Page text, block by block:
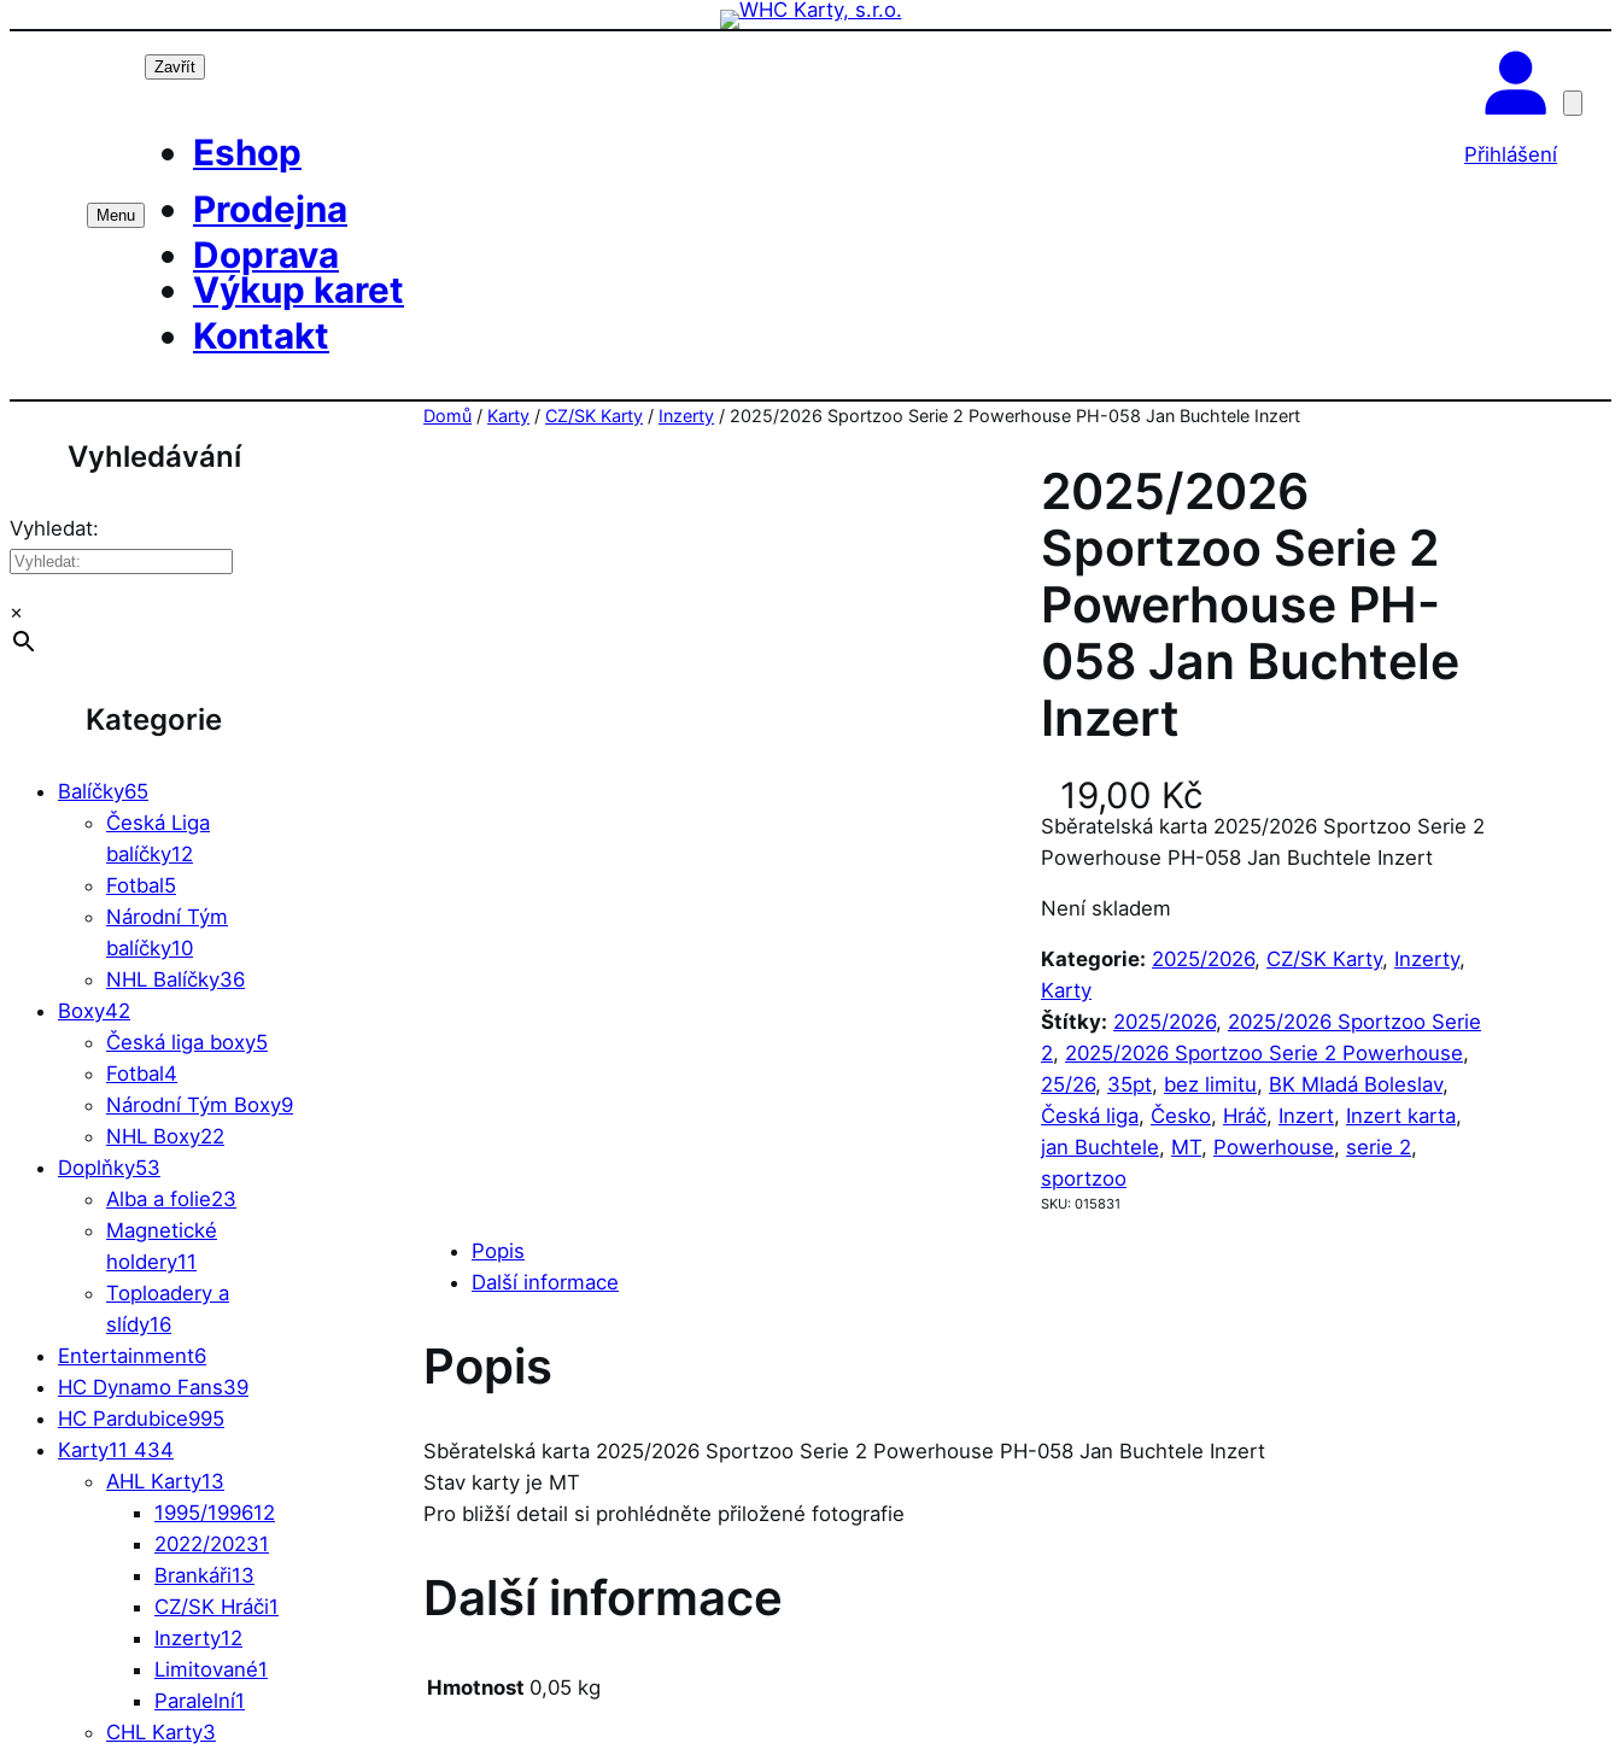
Přeskočit
Menu
Zavřít
Eshop
Prodejna
Doprava
Výkup karet
Kontakt
Přihlášení
Vyhledávání
Vyhledat:
×
Kategorie
Balíčky65
Česká Liga
balíčky12
Fotbal5
Národní Tým
balíčky10
NHL Balíčky36
Boxy42
Česká liga boxy5
Fotbal4
Národní Tým Boxy9
NHL Boxy22
Doplňky53
Alba a folie23
Magnetické
holdery11
Toploadery a
slídy16
Entertainment6
HC Dynamo Fans39
HC Pardubice995
Karty11 434
AHL Karty13
1995/199612
2022/20231
Brankáři13
CZ/SK Hráči1
Inzerty12
Limitované1
Paralelní1
CHL Karty3
Domů / Karty /CZ/SK Karty / Inzerty / 2025/2026 Sportzoo Serie 2 Powerhouse PH-058 Jan Buchtele Inzert
2025/2026
Sportzoo Serie 2
Powerhouse PH-
058 Jan Buchtele
Inzert
19,00 Kč
Sběratelská karta 2025/2026 Sportzoo Serie 2
Powerhouse PH-058 Jan Buchtele Inzert
Není skladem
Kategorie: 2025/2026, CZ/SK Karty, Inzerty
Karty
Štítky: 2025/2026, 2025/2026 Sportzoo Serie
2, 2025/2026 Sportzoo Serie 2 Powerhouse
25/26, 35pt, bez limitu, BK Mladá Boleslav
Česká liga, Česko, Hráč, Inzert, Inzert karta
jan Buchtele, MT, Powerhouse, serie 2
sportzoo
SKU: 015831
Popis
Další informace
Popis
Sběratelská karta 2025/2026 Sportzoo Serie 2 Powerhouse PH-058 Jan Buchtele Inzert
Stav karty je MT
Pro bližší detail si prohlédněte přiložené fotografie
Další informace
Hmotnost 0,05 kg